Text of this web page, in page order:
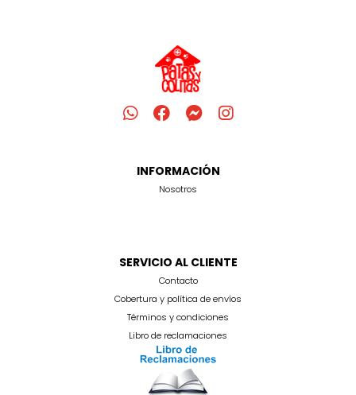
INFORMACIÓN
Nosotros
SERVICIO AL CLIENTE
Contacto
Cobertura y política de envíos
Términos y condiciones
Libro de reclamaciones